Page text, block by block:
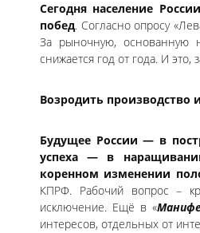
Сегодня население
побед. Согласно опросу
За рыночную, основанную
снижается год от года. И это,
Возродить производство
Будущее России — в
успеха — в
коренном изменении
КПРФ. Рабочий вопрос –
исключение. Ещё в «
интересов, отдельных от